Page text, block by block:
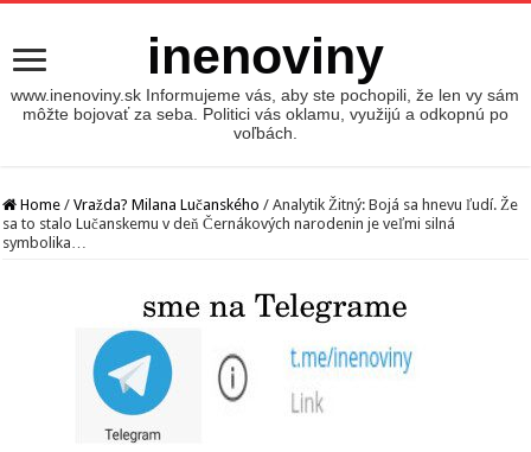
inenoviny
www.inenoviny.sk Informujeme vás, aby ste pochopili, že len vy sám
môžte bojovať za seba. Politici vás oklamu, využijú a odkopnú po
voľbách.
Home / Vražda? Milana Lučanského / Analytik Žitný: Bojá sa hnevu ľudí. Že
sa to stalo Lučanskemu v deň Černákových narodenin je veľmi silná
symbolika…